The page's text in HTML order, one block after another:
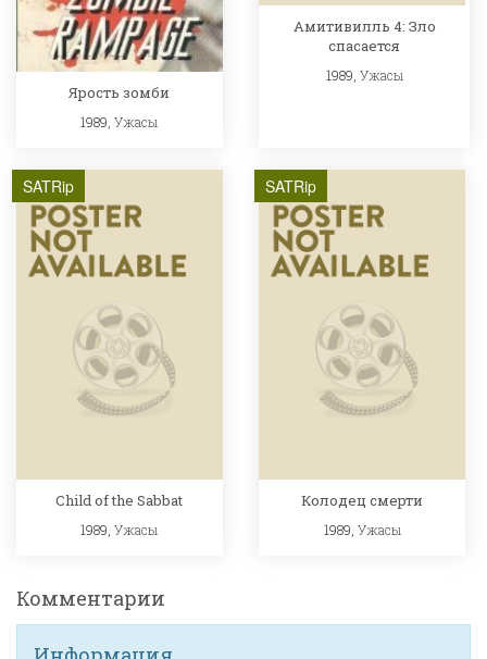
Ярость зомби
1989,Ужасы
Амитивилль 4: Зло
спасается
1989, Ужасы
SATRip
Child of the Sabbat
1989,Ужасы
SATRip
Колодец смерти
1989, Ужасы
Комментарии